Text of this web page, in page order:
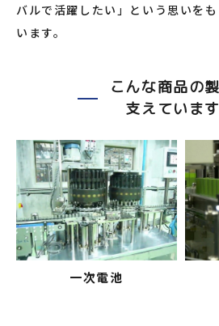
バルで活躍したい」という思いを
います。
こんな商品の
支えています
一次電池